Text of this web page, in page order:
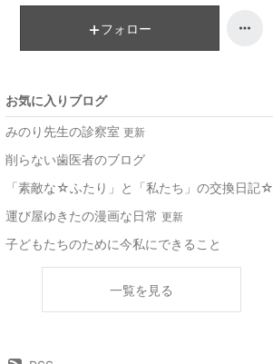
フォロー
お気に入りブログ
みのり先生の診察室 更新
削らない歯医者のブログ
「素敵な☆ふたり」と「私たち」の交換日記☆
運び屋ゆきたの漫画な日常 更新
子どもたちのために今私にできること
一覧を見る